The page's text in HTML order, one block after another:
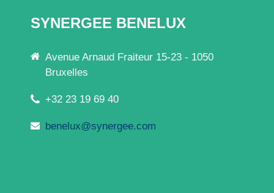
SYNERGEE BENELUX
Avenue Arnaud Fraiteur 15-23 - 1050
Bruxelles
+32 23 19 69 40
benelux@synergee.com